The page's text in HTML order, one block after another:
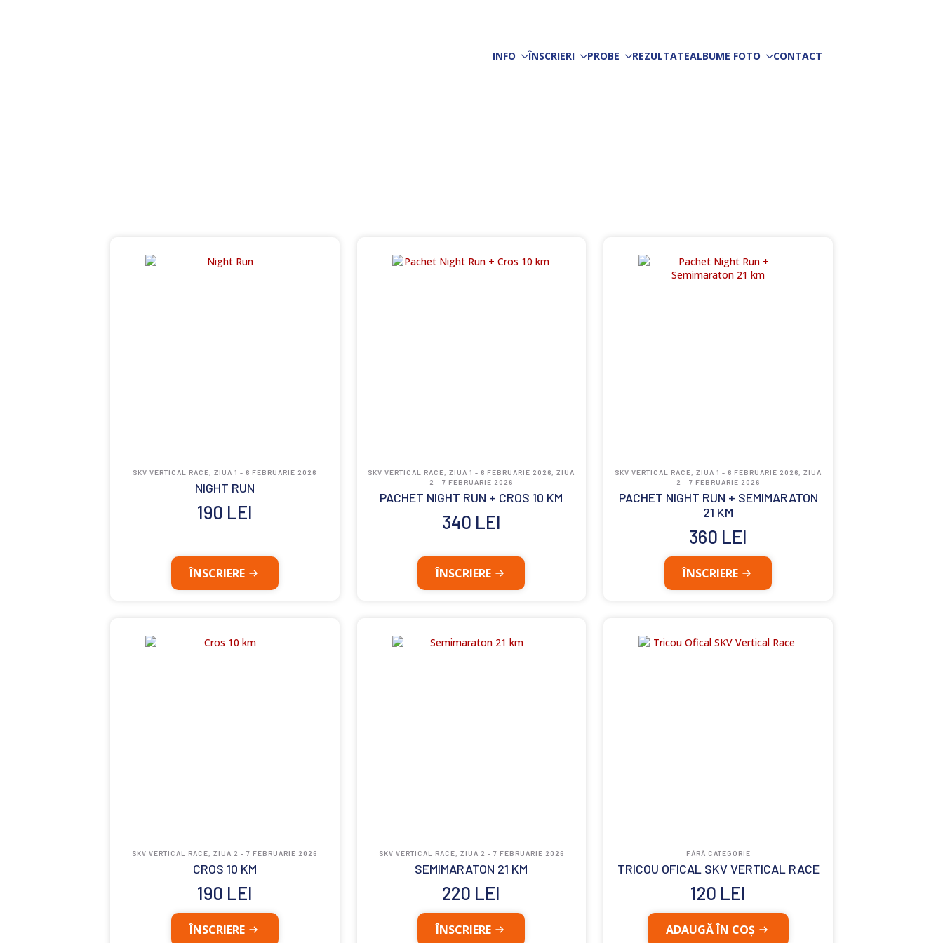
INFO ÎNSCRIERI PROBE REZULTATEALBUME FOTO CONTACT
SKV VERTICAL RACE, ZIUA 1 - 6 FEBRUARIE 2026
NIGHT RUN
190 LEI
ÎNSCRIERE
SKV VERTICAL RACE, ZIUA 1 - 6 FEBRUARIE 2026, ZIUA
2 - 7 FEBRUARIE 2026
PACHET NIGHT RUN + CROS 10 KM
340 LEI
ÎNSCRIERE
SKV VERTICAL RACE, ZIUA 1 - 6 FEBRUARIE 2026, ZIUA
2 - 7 FEBRUARIE 2026
PACHET NIGHT RUN + SEMIMARATON
21 KM
360 LEI
ÎNSCRIERE
SKV VERTICAL RACE, ZIUA 2 - 7 FEBRUARIE 2026
CROS 10 KM
190 LEI
ÎNSCRIERE
SKV VERTICAL RACE, ZIUA 2 - 7 FEBRUARIE 2026
SEMIMARATON 21 KM
220 LEI
ÎNSCRIERE
FĂRĂ CATEGORIE
TRICOU OFICAL SKV VERTICAL RACE
120 LEI
ADAUGĂ ÎN COȘ
Acest
produs